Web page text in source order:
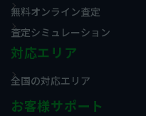
無料オンライン査定
査定シミュレーション
対応エリア
全国の対応エリア
お客様サポート